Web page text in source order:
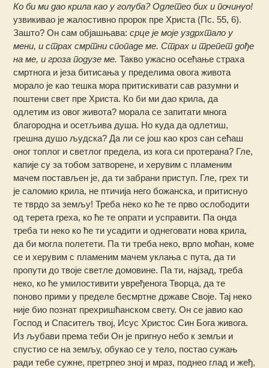
Ко би ми дао крила као у голуба? Одлетео бих и починуо!
узвикивао је жалостивно пророк пре Христа (Пс. 55, 6).
Зашто? Он сам објашњава:срце је моје уздрхтало у
мени, и страх смртни спопаде ме. Страх и трепет дође
на ме, и гроза подузе ме. Такво ужасно осећање страха
смртнога и језа битисања у пределима овога живота
морало је као тешка мора притискивати сав разумни и
поштени свет пре Христа. Ко би ми дао крила, да
одлетим из овог живота? морала се запитати многа
благородна и осетљива душа. Но куда да одлетиш,
грешна душо људска? Да ли се још као кроз сан сећаш
оног топлог и светлог предела, из кога си протерана? Гле,
капије су за тобом затворене, и херувим с пламеним
мачем постављен је, да ти забрани приступ. Гле, грех ти
је саломио крила, не птичија него божанска, и притиснуо
те тврдо за земљу! Треба неко ко ће те прво ослободити
од терета греха, ко ће те опрати и усправити. Па онда
треба ти неко ко ће ти усадити и однеговати нова крила,
да би могла полетети. Па ти треба неко, врло моћан, коме
се и херувим с пламеним мачем уклања с пута, да ти
пропути до твоје светле домовине. Па ти, најзад, треба
неко, ко ће умилостивити увређенога Творца, да те
поново прими у пределе бесмртне државе Своје. Тај неко
није био познат прехришћанском свету. Он се јавио као
Господ и Спаситељ твој, Исус Христос Син Бога живога.
Из љубави према теби Он је пригнуо небо к земљи и
спустио се на земљу, обукао се у тело, постао сужањ
ради тебе сужне, претрпео зној и мраз, поднео глад и жеђ,